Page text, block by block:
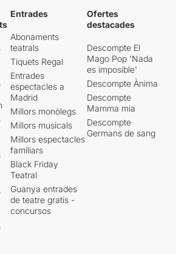
Entrades
Abonaments
teatrals
Tiquets Regal
Entrades
espectacles a
Madrid
Millors monòlegs
Millors musicals
Millors espectacles
familiars
Black Friday
Teatral
Guanya entrades
de teatre gratis -
concursos
Ofertes
destacades
Descompte El
Mago Pop 'Nada
es imposible'
Descompte Ànima
Descompte
Mamma mia
Descompte
Germans de sang